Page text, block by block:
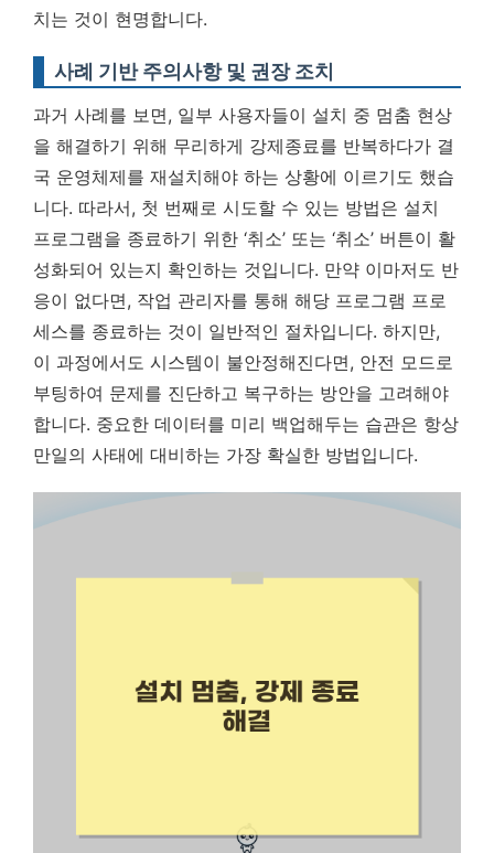
치는 것이 현명합니다.
사례 기반 주의사항 및 권장 조치
과거 사례를 보면, 일부 사용자들이 설치 중 멈춤 현상
을 해결하기 위해 무리하게 강제종료를 반복하다가 결
국 운영체제를 재설치해야 하는 상황에 이르기도 했습
니다. 따라서, 첫 번째로 시도할 수 있는 방법은 설치
프로그램을 종료하기 위한 ‘취소’ 또는 ‘취소’ 버튼이 활
성화되어 있는지 확인하는 것입니다. 만약 이마저도 반
응이 없다면, 작업 관리자를 통해 해당 프로그램 프로
세스를 종료하는 것이 일반적인 절차입니다. 하지만,
이 과정에서도 시스템이 불안정해진다면, 안전 모드로
부팅하여 문제를 진단하고 복구하는 방안을 고려해야
합니다. 중요한 데이터를 미리 백업해두는 습관은 항상
만일의 사태에 대비하는 가장 확실한 방법입니다.